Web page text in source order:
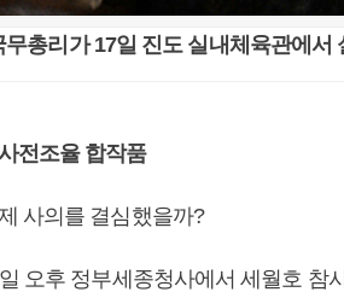
총리가 17일 진도 실내체육관에서
전조율 합작품
사의를 결심했을까?
오후 정부세종청사에서 세월호 참